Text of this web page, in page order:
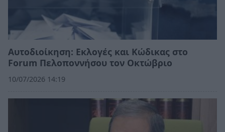
Αυτοδιοίκηση: Εκλογές και Κώδικας στο
Forum Πελοποννήσου τον Οκτώβριο
10/07/2026 14:19